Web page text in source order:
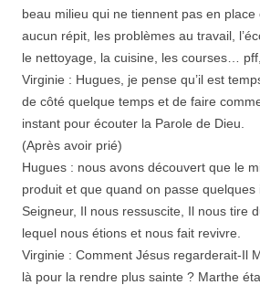
beau milieu qui ne tiennent pas en place
aucun répit, les problèmes au travail,
le nettoyage, la cuisine, les courses…
Virginie : Hugues, je pense qu’il est
de côté quelque temps et de faire
instant pour écouter la Parole de Dieu.
(Après avoir prié)
Hugues : nous avons découvert que le
produit et que quand on passe quelques
Seigneur, Il nous ressuscite, Il nous tire
lequel nous étions et nous fait revivre.
Virginie : Comment Jésus regarderait-Il
là pour la rendre plus sainte ? Marthe